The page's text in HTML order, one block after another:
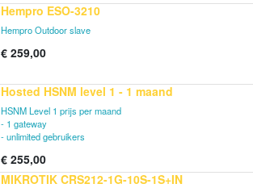
Hempro ESO-3210
Hempro Outdoor slave
€ 259,00
Hosted HSNM level 1 - 1 maand
HSNM Level 1 prijs per maand
- 1 gateway
- unlimited gebruikers
€ 255,00
MIKROTIK CRS212-1G-10S-1S+IN